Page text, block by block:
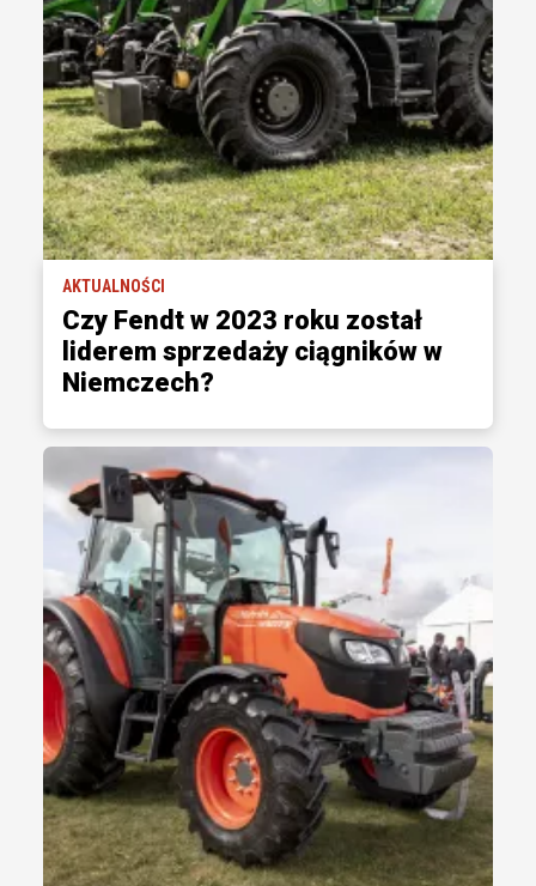
AKTUALNOŚCI
Czy Fendt w 2023 roku został
liderem sprzedaży ciągników w
Niemczech?